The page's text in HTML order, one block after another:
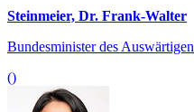
Steinmeier, Dr. Frank-Walter
Bundesminister des Auswärtigen
()